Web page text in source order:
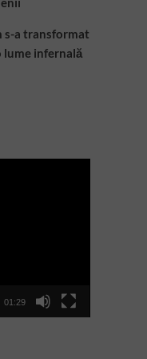
s-a transformat
lume infernală
01:29